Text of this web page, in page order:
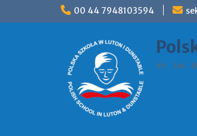
00 44 7948103594
im. św.